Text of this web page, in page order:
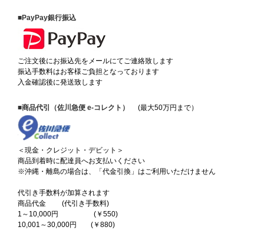
■PayPay銀行振込
ご注文後にお振込先をメールにてご連絡致します
振込手数料はお客様ご負担となっております
入金確認後に発送致します
■商品代引（佐川急便 e-コレクト） (最大50万円まで）
＜現金・クレジット・デビット＞
商品到着時に配達員へお支払いください
※沖縄・離島の場合は、「代金引換」はご利用いただけません
代引き手数料が加算されます
商品代金 (代引き手数料)
1～10,000円 (￥550)
10,001～30,000円 (￥880)